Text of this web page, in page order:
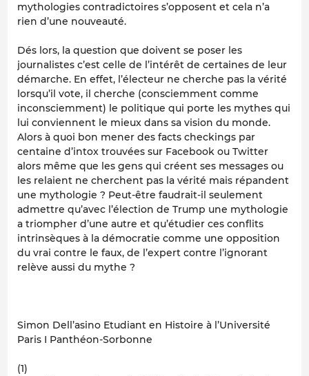
mythologies contradictoires s’opposent et cela n’a
rien d’une nouveauté.
Dés lors, la question que doivent se poser les
journalistes c’est celle de l’intérêt de certaines de leur
démarche. En effet, l’électeur ne cherche pas la vérité
lorsqu’il vote, il cherche (consciemment comme
inconsciemment) le politique qui porte les mythes qui
lui conviennent le mieux dans sa vision du monde.
Alors à quoi bon mener des facts checkings par
centaine d’intox trouvées sur Facebook ou Twitter
alors même que les gens qui créent ses messages ou
les relaient ne cherchent pas la vérité mais répandent
une mythologie ? Peut-être faudrait-il seulement
admettre qu’avec l’élection de Trump une mythologie
a triompher d’une autre et qu’étudier ces conflits
intrinsèques à la démocratie comme une opposition
du vrai contre le faux, de l’expert contre l’ignorant
relève aussi du mythe ?
Simon Dell’asino Etudiant en Histoire à l’Université
Paris I Panthéon-Sorbonne
(1)